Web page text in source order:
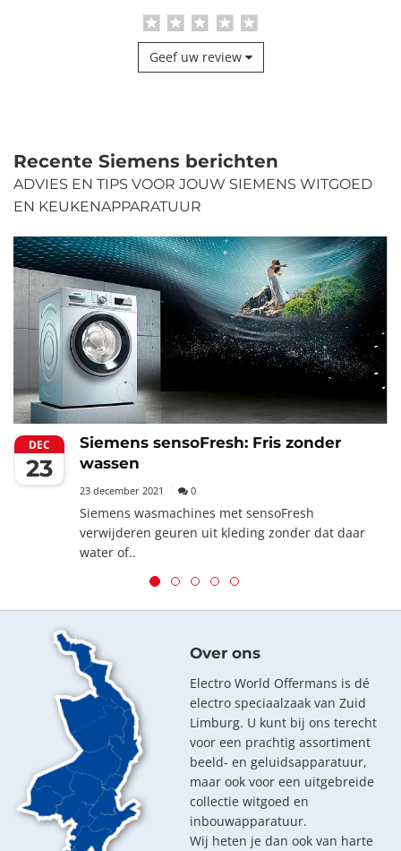
Geef uw review
Recente Siemens berichten
ADVIES EN TIPS VOOR JOUW SIEMENS WITGOED
EN KEUKENAPPARATUUR
DEC
23
Siemens sensoFresh: Fris zonder
wassen
23 december 2021 0
Siemens wasmachines met sensoFresh
verwijderen geuren uit kleding zonder dat daar
water of..
Over ons
Electro World Offermans is dé
electro speciaalzaak van Zuid
Limburg. U kunt bij ons terecht
voor een prachtig assortiment
beeld- en geluidsapparatuur,
maar ook voor een uitgebreide
collectie witgoed en
inbouwapparatuur.
Wij heten je dan ook van harte